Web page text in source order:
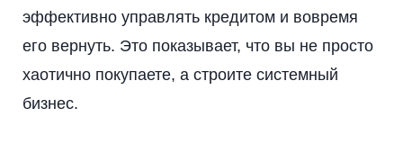
эффективно управлять кредитом и вовремя
его вернуть. Это показывает, что вы не просто
хаотично покупаете, а строите системный
бизнес.